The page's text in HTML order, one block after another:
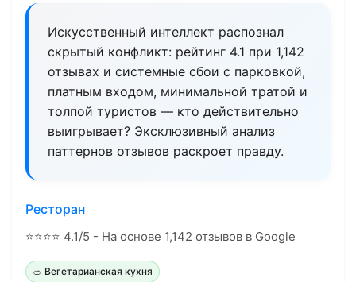
Искусственный интеллект распознал
скрытый конфликт: рейтинг 4.1 при 1,142
отзывах и системные сбои с парковкой,
платным входом, минимальной тратой и
толпой туристов — кто действительно
выигрывает? Эксклюзивный анализ
паттернов отзывов раскроет правду.
Ресторан
⭐⭐⭐⭐ 4.1/5 - На основе 1,142 отзывов в Google
🥗 Вегетарианская кухня